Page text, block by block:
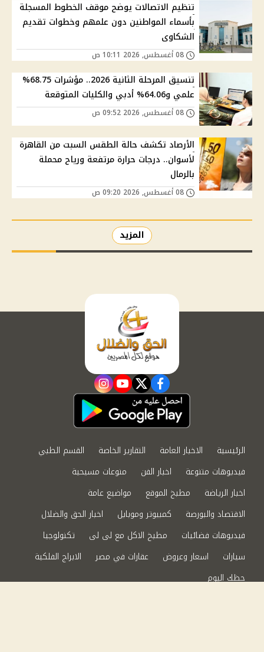
تنظيم الاتصالات يوضح موقف الخطوط المسجلة
بأسماء المواطنين دون علمهم وخطوات تقديم
الشكاوى
تنسيق المرحلة الثانية 2026.. مؤشرات 68.75%
علمي و64.06% أدبي والكليات المتوقعة
الأرصاد تكشف حالة الطقس السبت من القاهرة
لأسوان.. درجات حرارة مرتفعة ورياح محملة
بالرمال
المزيد
facebook
twitter
youtube
instagram
الرئيسية الاخبار العامة التقارير الخاصة
القسم الطبي
فيديوهات متنوعة
اخبار الفن
منوعات مسيحية
اخبار الرياضة
مطبخ الموقع
مواضيع عامة
الاقتصاد والبورصة
كمبيوتر وموبايل
اخبار الحق والضلال
فيديوهات فضائيات
مطبخ الاكل مع لى لى
تكنولوجيا
سيارات
اسعار وعروض عقارات في مصر
الابراج الفلكية
حظك اليوم